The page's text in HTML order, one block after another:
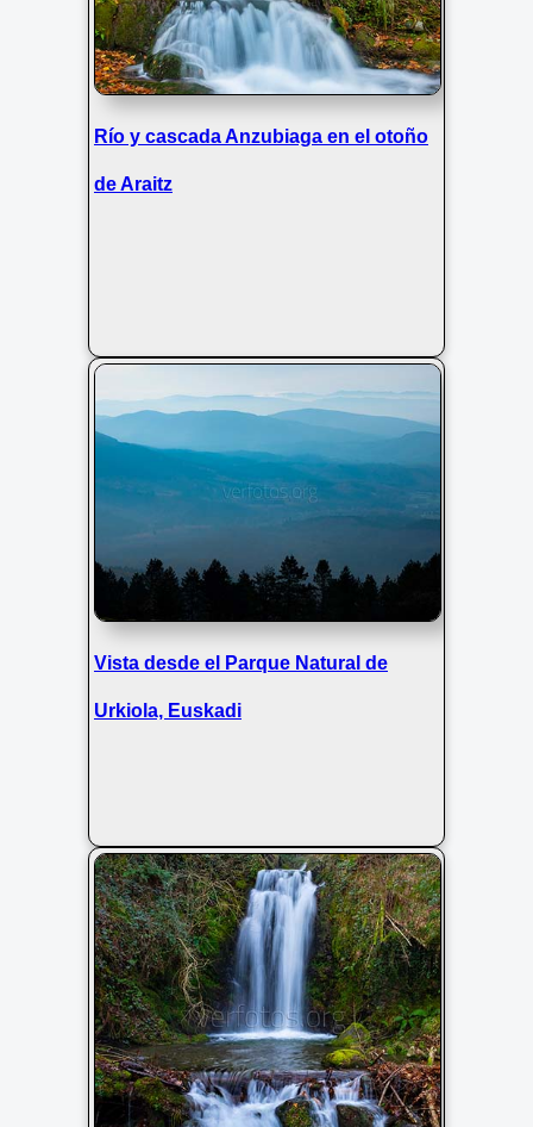
anuncian la primavera en un día
brumoso y nublado
Río y cascada Anzubiaga en el otoño
de Araitz
Vista desde el Parque Natural de
Urkiola, Euskadi